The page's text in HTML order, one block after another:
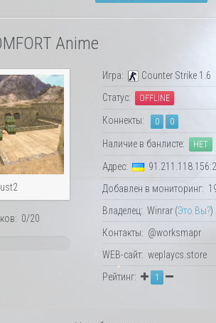
Anime
0/20
Игра:
Counter Strike 1.6
Статус:
OFFLINE
Коннекты: 0 0
Наличие в банлисте: НЕТ
Адрес:
Добавлен в мониторинг:
Владелец: Winrar (Это Вы?)
Контакты: @worksmapr
WEB-сайт: weplaycs.store
Рейтинг:
1